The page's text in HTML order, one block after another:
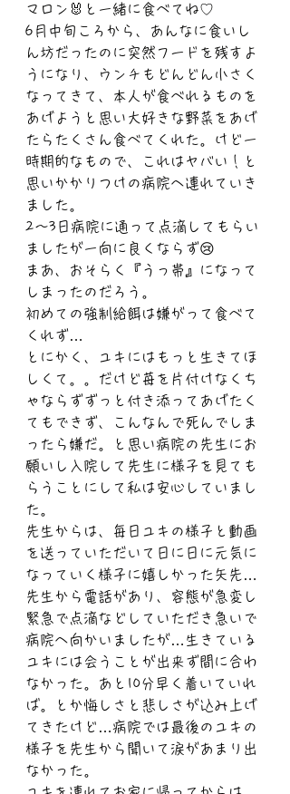
マロン🐰と一緒に食べてね♡
6月中旬ころから、あんなに食いし
ん坊だったのに突然フードを残すよ
うになり、ウンチもどんどん小さく
なってきて、本人が食べれるものを
あげようと思い大好きな野菜をあげ
たらたくさん食べてくれた。けど一
時期的なもので、これはヤバい！と
思いかかりつけの病院へ連れていき
ました。
2〜3日病院に通って点滴してもらい
ましたが一向に良くならず😢
まあ、おそらく『うっ帯』になって
しまったのだろう。
初めての強制給餌は嫌がって食べて
くれず…
とにかく、ユキにはもっと生きてほ
しくて。。だけど苺を片付けなくち
ゃならずずっと付き添ってあげたく
てもできず、こんなんで死んでしま
ったら嫌だ。と思い病院の先生にお
願いし入院して先生に様子を見ても
らうことにして私は安心していまし
た。
先生からは、毎日ユキの様子と動画
を送っていただいて日に日に元気に
なっていく様子に嬉しかった矢先…
先生から電話があり、容態が急変し
緊急で点滴などしていただき急いで
病院へ向かいましたが…生きている
ユキには会うことが出来ず間に合わ
なかった。あと10分早く着いていれ
ば。とか悔しさと悲しさが込み上げ
てきたけど…病院では最後のユキの
様子を先生から聞いて涙があまり出
なかった。